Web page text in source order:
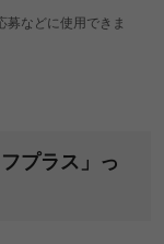
募などに使用できま
プラス」っ